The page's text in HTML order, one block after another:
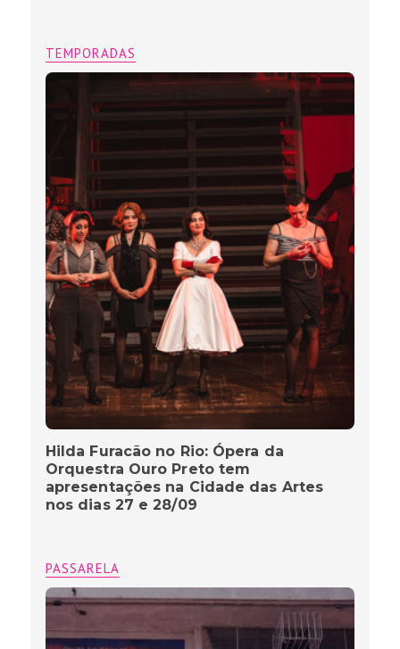
TEMPORADAS
Hilda Furacão no Rio: Ópera da
Orquestra Ouro Preto tem
apresentações na Cidade das Artes
nos dias 27 e 28/09
PASSARELA